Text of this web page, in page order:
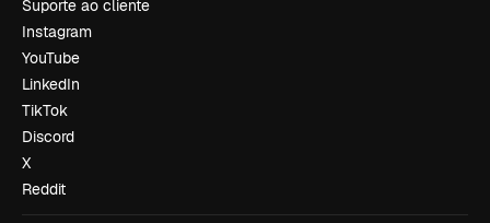
Suporte ao cliente
Instagram
YouTube
LinkedIn
TikTok
Discord
X
Reddit